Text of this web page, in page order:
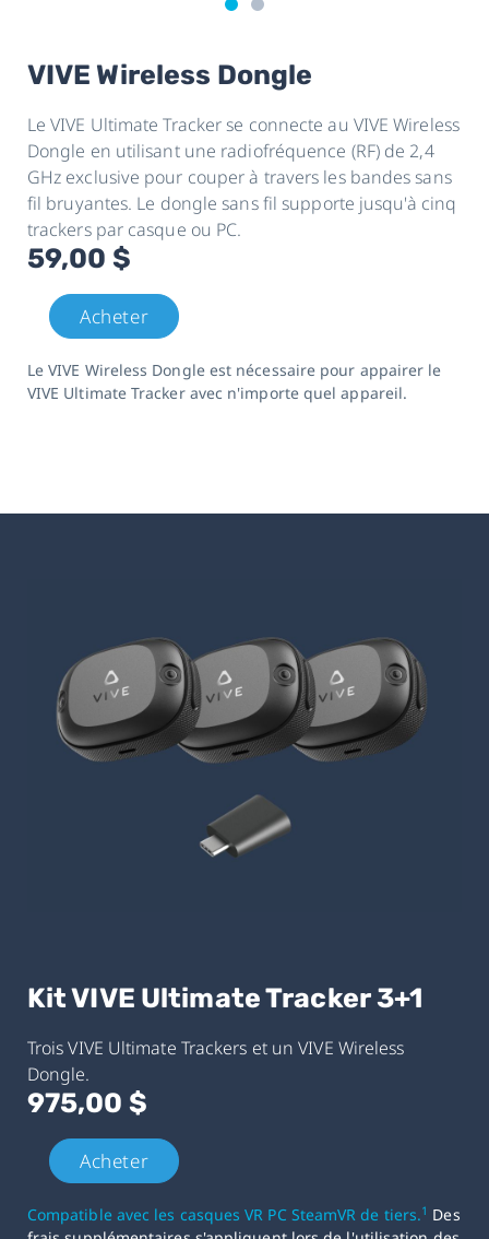
VIVE Wireless Dongle
Le VIVE Ultimate Tracker se connecte au VIVE Wireless
Dongle en utilisant une radiofréquence (RF) de 2,4
GHz exclusive pour couper à travers les bandes sans
fil bruyantes. Le dongle sans fil supporte jusqu'à cinq
trackers par casque ou PC.
59,00 $
Acheter
Le VIVE Wireless Dongle est nécessaire pour appairer le
VIVE Ultimate Tracker avec n'importe quel appareil.
Kit VIVE Ultimate Tracker 3+1
Trois VIVE Ultimate Trackers et un VIVE Wireless
Dongle.
975,00 $
Acheter
Compatible avec les casques VR PC SteamVR de tiers.1 Des